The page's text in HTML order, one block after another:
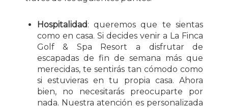
Hospitalidad: queremos que te sientas
como en casa. Si decides venir a La Finca
Golf & Spa Resort a disfrutar de
escapadas de fin de semana más que
merecidas, te sentirás tan cómodo como
si estuvieras en tu propia casa. Ahora
bien, no necesitarás preocuparte por
nada. Nuestra atención es personalizada